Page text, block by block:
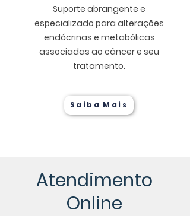
Suporte abrangente e
especializado para alterações
endócrinas e metabólicas
associadas ao câncer e seu
tratamento.
Saiba Mais
Atendimento
Online